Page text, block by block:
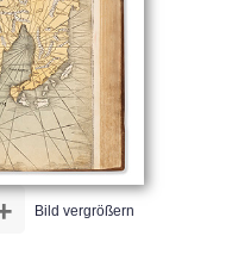
Bild vergrößern